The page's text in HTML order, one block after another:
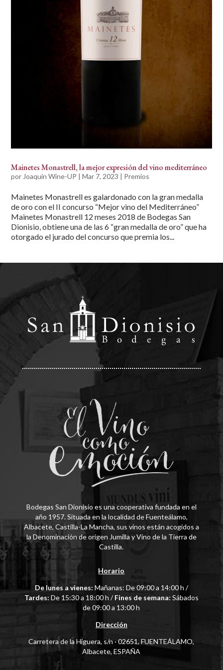
Mainetes Monastrell, la mejor expresión del vino mediterráneo
por Joaquín Wine-UP |Mar 7, 2023 | Premios
Mainetes Monastrell es galardonado con la gran medalla
de oro con el II concurso “Mejor vino del Mediterráneo”
Mainetes Monastrell 12 meses 2018 de Bodegas San
Dionisio, obtiene una de las 6 “gran medalla de oro” que ha
otorgado el jurado del concurso que premia los...
Bodegas San Dionisio es una cooperativa fundada en el
año 1957. Situada en la localidad de Fuenteálamo,
Albacete, Castilla-La Mancha, sus vinos están acogidos a
la Denominación de origen Jumilla y Vino de la Tierra de
Castilla.
Horario
De lunes a vienes: Mañanas: De 09:00 a 14:00 h /
Tardes: De 15:30 a 18:00 h /Fines de semana: Sábados
de 09:00 a 13:00 h
Dirección
Carretera de la Higuera, s/n · 02651, FUENTEÁLAMO,
Albacete, ESPAÑA